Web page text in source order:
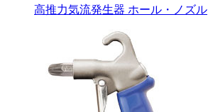
高推力気流発生器 ホール・ノズル